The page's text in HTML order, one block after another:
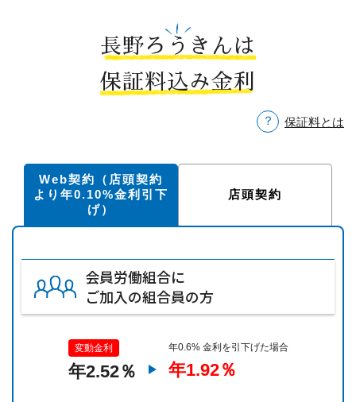
長野ろうきんは
保証料込み金利
保証料とは
Web契約（店頭契約
より年0.10%金利引下
げ）
店頭契約
会員労働組合に
ご加入の組合員の方
変動金利
年2.52％
年0.6% 金利を引下げた場合
年1.92％